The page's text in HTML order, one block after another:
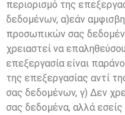
περιορισμό της
δεδομένων, α)εάν
προσωπικών σας
χρειαστεί να
επεξεργασία είναι
της επεξεργασίας αντί
σας δεδομένων, γ) Δεν
σας δεδομένα, αλλά εσείς